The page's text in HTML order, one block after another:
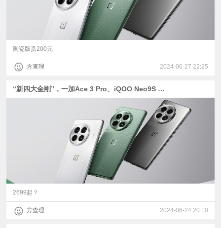
普
验
陶瓷版贵200元
方查理 2024-06-27 22:25
“新四大金刚”，一加Ace 3 Pro、iQOO Neo9S Pro+、真我GT6、Redmi K70至尊版爆料汇总
2699起？
方查理 2024-06-24 20:10